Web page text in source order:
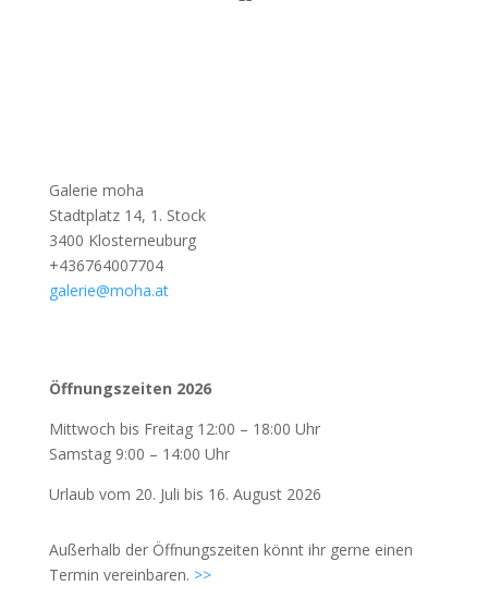
Galerie moha
Stadtplatz 14, 1. Stock
3400 Klosterneuburg
+436764007704
galerie@moha.at
Öffnungszeiten 2026
Mittwoch bis Freitag 12:00 – 18:00 Uhr
Samstag 9:00 – 14:00 Uhr
Urlaub vom 20. Juli bis 16. August 2026
Außerhalb der Öffnungszeiten könnt ihr gerne einen
Termin vereinbaren. >>